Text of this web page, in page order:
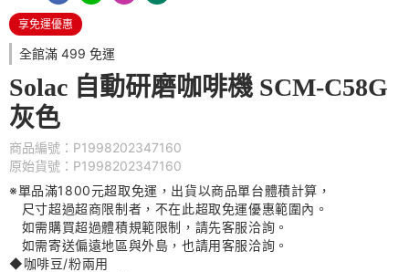
享免運優惠
全館滿 499 免運
Solac 自動研磨咖啡機 SCM-C58G
灰色
商品編號：P1998202347160
原始貨號：P1998202347160
※單品滿1800元超取免運，出貨以商品單台體積計算，
尺寸超過超商限制者，不在此超取免運優惠範圍內。
如需購買超過體積規範限制，請先客服洽詢。
如需寄送偏遠地區與外島，也請用客服洽詢。
◆咖啡豆/粉兩用